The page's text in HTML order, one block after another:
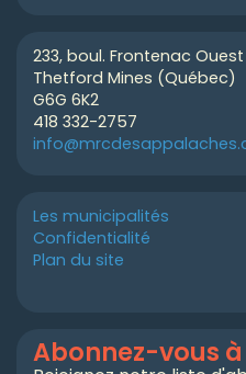
233, boul. Frontenac Ouest
Thetford Mines (Québec)
G6G 6K2
418 332-2757
Les municipalités
Confidentialité
Plan du site
Abonnez-vous